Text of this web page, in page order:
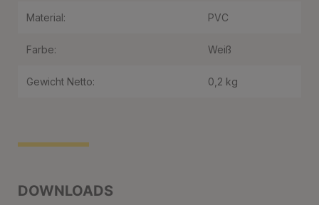
DOWNLOADS
Material: PVC
Farbe: Weiß
Gewicht Netto: 0,2 kg